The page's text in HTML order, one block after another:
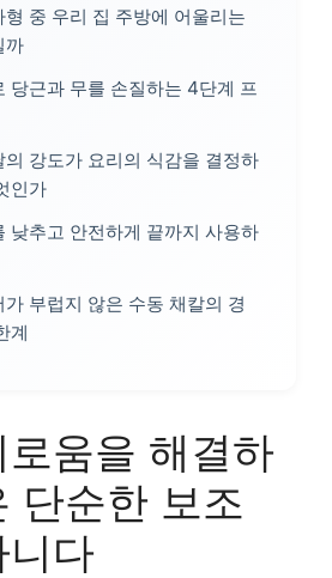
형 중 우리 집 주방에 어울리는
까
당근과 무를 손질하는 4단계 프
의 강도가 요리의 식감을 결정하
인가
낮추고 안전하게 끝까지 사용하
부럽지 않은 수동 채칼의 경
계
움을 해결하
단순한 보조
니다